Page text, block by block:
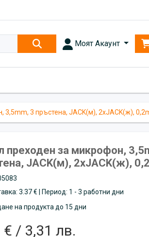
Моят Акаунт
3,5mm, 3 пръстена, JACK(м), 2xJACK(ж),
преходен за микрофон,
JACK(м), 2xJACK(ж),
3.37 € | Период: 1 - 3 работни дни
на продукта до 15 дни
€ / 3,31 лв.